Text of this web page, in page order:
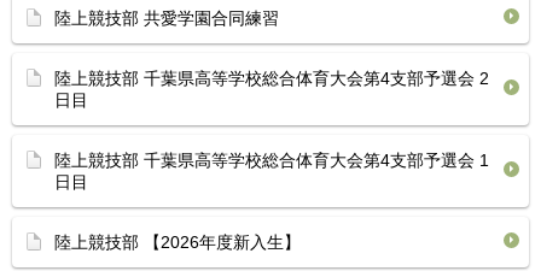
陸上競技部 共愛学園合同練習
陸上競技部 千葉県高等学校総合体育⁡大会第4支部予選会 2
日目
陸上競技部 千葉県高等学校総合体育⁡大会第4支部予選会 1
日目
陸上競技部 【2026年度新入生】